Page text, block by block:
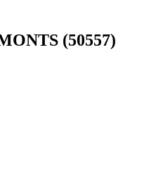
(50557)